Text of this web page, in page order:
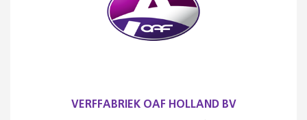
VERFFABRIEK OAF HOLLAND BV